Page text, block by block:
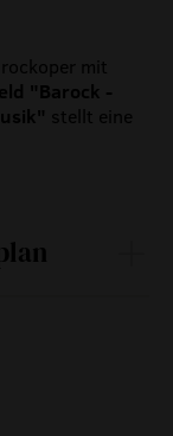
mit
"Barock -
stellt eine